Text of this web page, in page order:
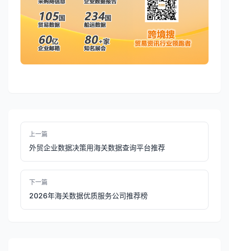
上一篇
外贸企业数据决策用海关数据查询平台推荐
下一篇
2026年海关数据优质服务公司推荐榜